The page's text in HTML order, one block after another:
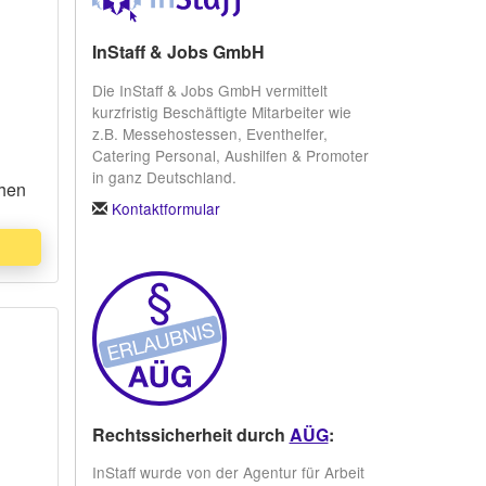
InStaff & Jobs GmbH
Die InStaff & Jobs GmbH vermittelt
kurzfristig Beschäftigte Mitarbeiter wie
z.B. Messehostessen, Eventhelfer,
Catering Personal, Aushilfen & Promoter
in ganz Deutschland.
Kontaktformular
Rechtssicherheit durch AÜG:
InStaff wurde von der Agentur für Arbeit